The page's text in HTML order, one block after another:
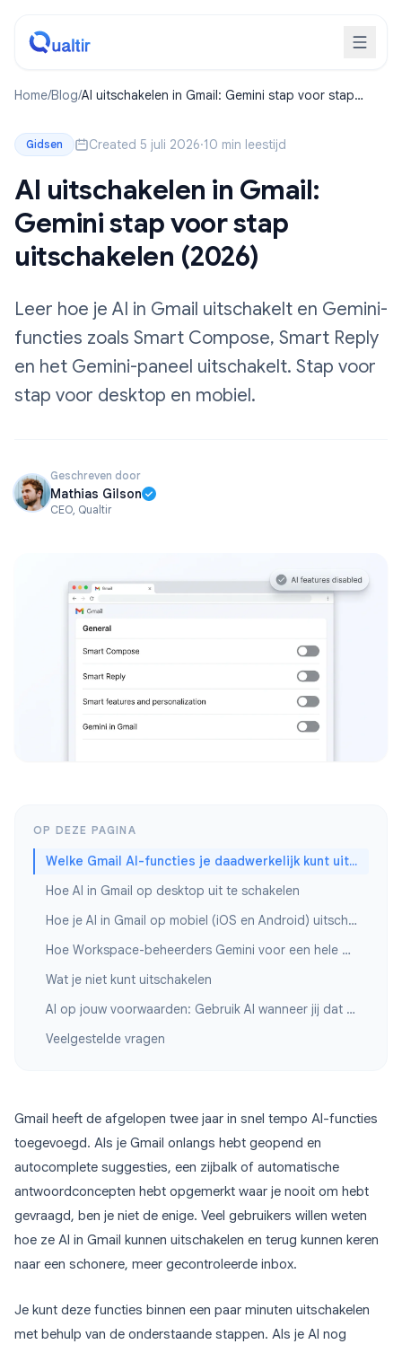
Home/Blog/AI uitschakelen in Gmail: Gemini stap voor stap
Gidsen Created 5 juli 2026·10 min leestijd
AI uitschakelen in Gmail:
Gemini stap voor stap
uitschakelen (2026)
Leer hoe je AI in Gmail uitschakelt en Gemini-
functies zoals Smart Compose, Smart Reply
en het Gemini-paneel uitschakelt. Stap voor
stap voor desktop en mobiel.
Geschreven door
Mathias Gilson
CEO, Qualtir
OP DEZE PAGINA
Welke Gmail AI-functies je daadwerkelijk kunt uitschakelen
Hoe AI in Gmail op desktop uit te schakelen
Hoe je AI in Gmail op mobiel (iOS en Android) uitschakelt
Hoe Workspace-beheerders Gemini voor een hele organisatie kunnen uitschakelen
Wat je niet kunt uitschakelen
AI op jouw voorwaarden: Gebruik AI wanneer jij dat wilt
Veelgestelde vragen
Gmail heeft de afgelopen twee jaar in snel tempo AI-functies
toegevoegd. Als je Gmail onlangs hebt geopend en
autocomplete suggesties, een zijbalk of automatische
antwoordconcepten hebt opgemerkt waar je nooit om hebt
gevraagd, ben je niet de enige. Veel gebruikers willen weten
hoe ze AI in Gmail kunnen uitschakelen en terug kunnen keren
naar een schonere, meer gecontroleerde inbox.
Je kunt deze functies binnen een paar minuten uitschakelen
met behulp van de onderstaande stappen. Als je AI nog